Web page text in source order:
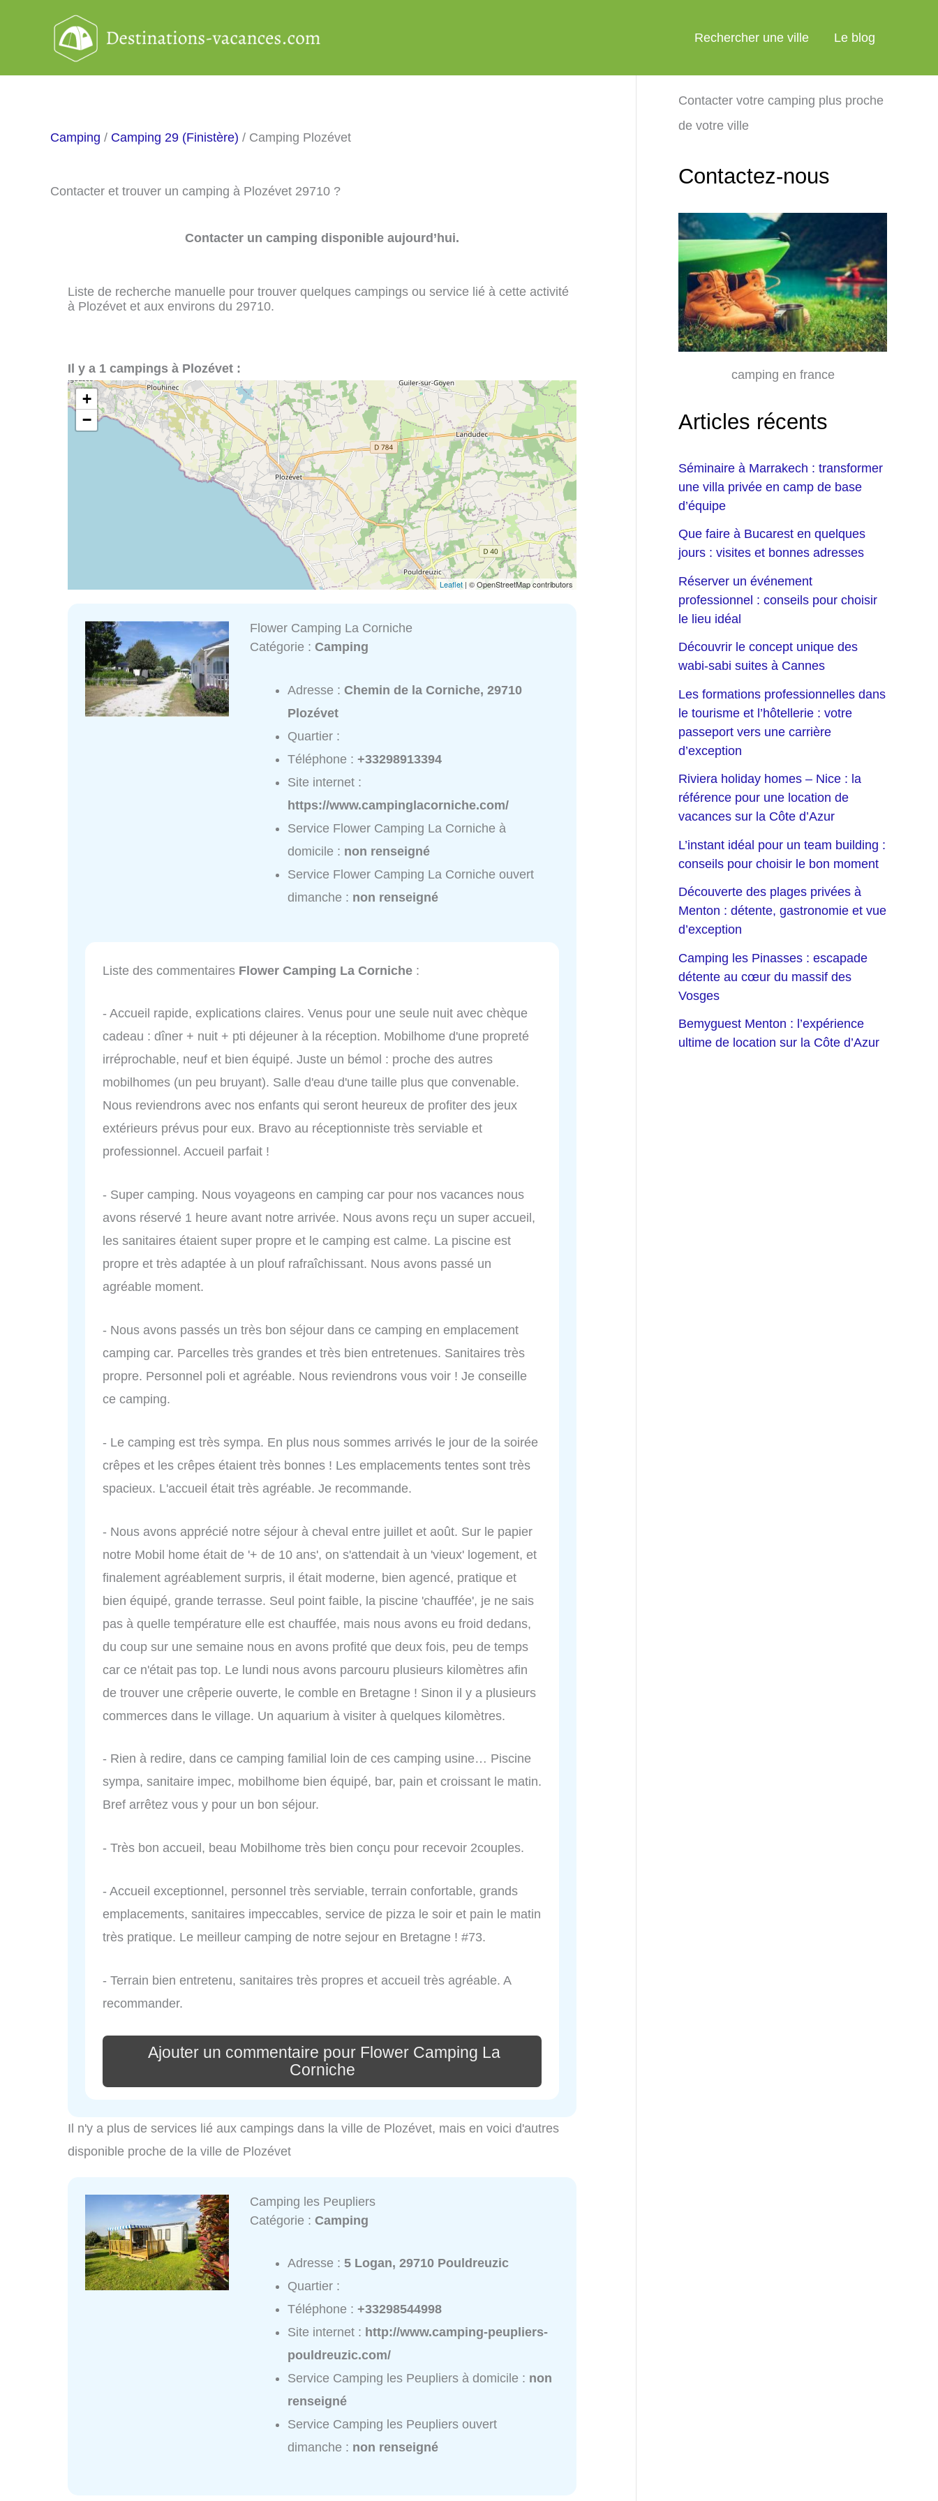
Rechercher une ville Le blog
Camping / Camping 29 (Finistère) / Camping Plozévet
Contacter et trouver un camping à Plozévet 29710 ?
Contacter un camping disponible aujourd’hui.
Liste de recherche manuelle pour trouver quelques campings ou service lié à cette activité
à Plozévet et aux environs du 29710.
Il y a 1 campings à Plozévet :
+
−
Leaflet | © OpenStreetMap contributors
Flower Camping La Corniche
Catégorie :Camping
Adresse :Chemin de la Corniche, 29710
Plozévet
Quartier :
Téléphone :+33298913394
Site internet :
https://www.campinglacorniche.com/
Service Flower Camping La Corniche à
domicile : non renseigné
Service Flower Camping La Corniche ouvert
dimanche : non renseigné
Liste des commentaires Flower Camping La Corniche :
- Accueil rapide, explications claires. Venus pour une seule nuit avec chèque
cadeau : dîner + nuit + pti déjeuner à la réception. Mobilhome d'une propreté
irréprochable, neuf et bien équipé. Juste un bémol : proche des autres
mobilhomes (un peu bruyant). Salle d'eau d'une taille plus que convenable.
Nous reviendrons avec nos enfants qui seront heureux de profiter des jeux
extérieurs prévus pour eux. Bravo au réceptionniste très serviable et
professionnel. Accueil parfait !
- Super camping. Nous voyageons en camping car pour nos vacances nous
avons réservé 1 heure avant notre arrivée. Nous avons reçu un super accueil,
les sanitaires étaient super propre et le camping est calme. La piscine est
propre et très adaptée à un plouf rafraîchissant. Nous avons passé un
agréable moment.
- Nous avons passés un très bon séjour dans ce camping en emplacement
camping car. Parcelles très grandes et très bien entretenues. Sanitaires très
propre. Personnel poli et agréable. Nous reviendrons vous voir ! Je conseille
ce camping.
- Le camping est très sympa. En plus nous sommes arrivés le jour de la soirée
crêpes et les crêpes étaient très bonnes ! Les emplacements tentes sont très
spacieux. L'accueil était très agréable. Je recommande.
- Nous avons apprécié notre séjour à cheval entre juillet et août. Sur le papier
notre Mobil home était de '+ de 10 ans', on s'attendait à un 'vieux' logement, et
finalement agréablement surpris, il était moderne, bien agencé, pratique et
bien équipé, grande terrasse. Seul point faible, la piscine 'chauffée', je ne sais
pas à quelle température elle est chauffée, mais nous avons eu froid dedans,
du coup sur une semaine nous en avons profité que deux fois, peu de temps
car ce n'était pas top. Le lundi nous avons parcouru plusieurs kilomètres afin
de trouver une crêperie ouverte, le comble en Bretagne ! Sinon il y a plusieurs
commerces dans le village. Un aquarium à visiter à quelques kilomètres.
- Rien à redire, dans ce camping familial loin de ces camping usine… Piscine
sympa, sanitaire impec, mobilhome bien équipé, bar, pain et croissant le matin.
Bref arrêtez vous y pour un bon séjour.
- Très bon accueil, beau Mobilhome très bien conçu pour recevoir 2couples.
- Accueil exceptionnel, personnel très serviable, terrain confortable, grands
emplacements, sanitaires impeccables, service de pizza le soir et pain le matin
très pratique. Le meilleur camping de notre sejour en Bretagne ! #73.
- Terrain bien entretenu, sanitaires très propres et accueil très agréable. A
recommander.
Ajouter un commentaire pour Flower Camping La
Corniche
Il n'y a plus de services lié aux campings dans la ville de Plozévet, mais en voici d'autres
disponible proche de la ville de Plozévet
Camping les Peupliers
Catégorie :Camping
Adresse :5 Logan, 29710 Pouldreuzic
Quartier :
Téléphone :+33298544998
Site internet : http://www.camping-peupliers-
pouldreuzic.com/
Service Camping les Peupliers à domicile : non
renseigné
Service Camping les Peupliers ouvert
dimanche : non renseigné
Contacter votre camping plus proche
de votre ville
Contactez-nous
camping en france
Articles récents
Séminaire à Marrakech : transformer
une villa privée en camp de base
d’équipe
Que faire à Bucarest en quelques
jours : visites et bonnes adresses
Réserver un événement
professionnel : conseils pour choisir
le lieu idéal
Découvrir le concept unique des
wabi-sabi suites à Cannes
Les formations professionnelles dans
le tourisme et l’hôtellerie : votre
passeport vers une carrière
d’exception
Riviera holiday homes – Nice : la
référence pour une location de
vacances sur la Côte d’Azur
L’instant idéal pour un team building :
conseils pour choisir le bon moment
Découverte des plages privées à
Menton : détente, gastronomie et vue
d’exception
Camping les Pinasses : escapade
détente au cœur du massif des
Vosges
Bemyguest Menton : l’expérience
ultime de location sur la Côte d’Azur